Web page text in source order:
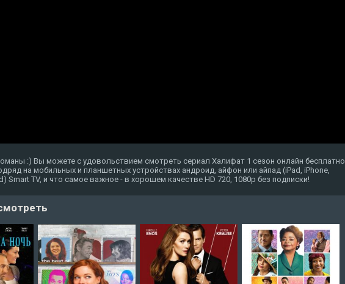
:) Вы можете с удовольствием смотреть сериал Халифат 1 сезон онлайн бесплатно
на мобильных и планшетных устройствах андроид, айфон или айпад (iPad, iPhone,
Smart TV, и что самое важное - в хорошем качестве HD 720, 1080p без подписки!